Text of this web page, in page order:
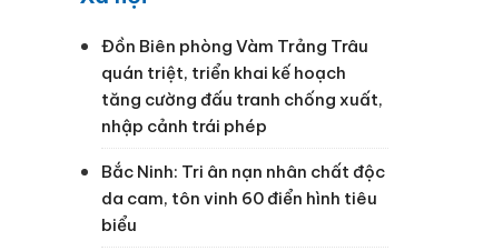
Đồn Biên phòng Vàm Trảng Trâu
quán triệt, triển khai kế hoạch
tăng cường đấu tranh chống xuất,
nhập cảnh trái phép
Bắc Ninh: Tri ân nạn nhân chất độc
da cam, tôn vinh 60 điển hình tiêu
biểu